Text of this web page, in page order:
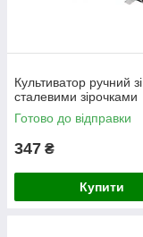
Культиватор ручний зі
сталевими зірочками
Готово до відправки
347 ₴
Купити